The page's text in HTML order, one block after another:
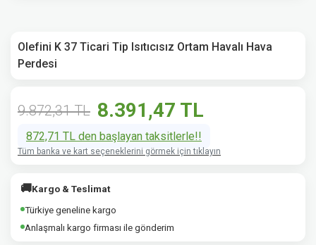
Olefini K 37 Ticari Tip Isıtıcısız Ortam Havalı Hava
Perdesi
9.872,31 TL 8.391,47 TL
872,71 TL den başlayan taksitlerle!!
Tüm banka ve kart seçeneklerini görmek için tıklayın
🚚Kargo & Teslimat
Türkiye geneline kargo
Anlaşmalı kargo firması ile gönderim